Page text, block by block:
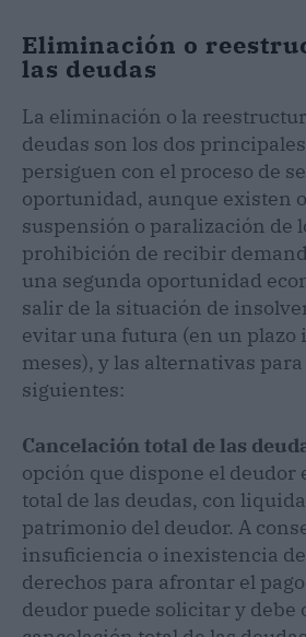
Eliminación o
las deudas
La eliminación o la
deudas son los dos
persiguen con el proceso de
oportunidad, aunque existen
suspensión o paralización de
prohibición de recibir
una segunda oportunidad
salir de la situación de
evitar una futura (en un plazo
meses), y las alternativas
siguientes:
Cancelación total de las
opción que dispone el deudor
total de las deudas, con
patrimonio del deudor. A
insuficiencia o inexistencia
derechos para afrontar el
deudor puede solicitar y debe